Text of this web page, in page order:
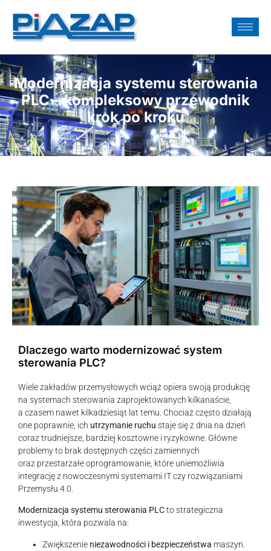
Modernizacja systemu sterowania
PLC – kompleksowy przewodnik
krok po kroku
Dlaczego warto modernizować system
sterowania PLC?
Wiele zakładów przemysłowych wciąż opiera swoją produkcję
na systemach sterowania zaprojektowanych kilkanaście,
a czasem nawet kilkadziesiąt lat temu. Chociaż często działają
one poprawnie, ich utrzymanie ruchu staje się z dnia na dzień
coraz trudniejsze, bardziej kosztowne i ryzykowne. Główne
problemy to brak dostępnych części zamiennych
oraz przestarzałe oprogramowanie, które uniemożliwia
integrację z nowoczesnymi systemami IT czy rozwiązaniami
Przemysłu 4.0.
Modernizacja systemu sterowania PLCto strategiczna
inwestycja, która pozwala na:
Zwiększenie niezawodności i bezpieczeństwa maszyn.